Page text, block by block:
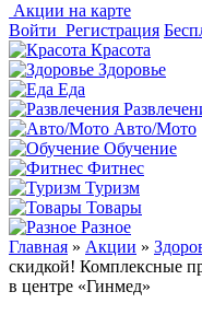
Акции на карте
Войти Регистрация
Красота
Здоровье
Еда
Авто/Мото
Обучение
Фитнес
Туризм
Товары
Разное
Главная » Акции »
скидкой! Комплексные
в центре «Гинмед»